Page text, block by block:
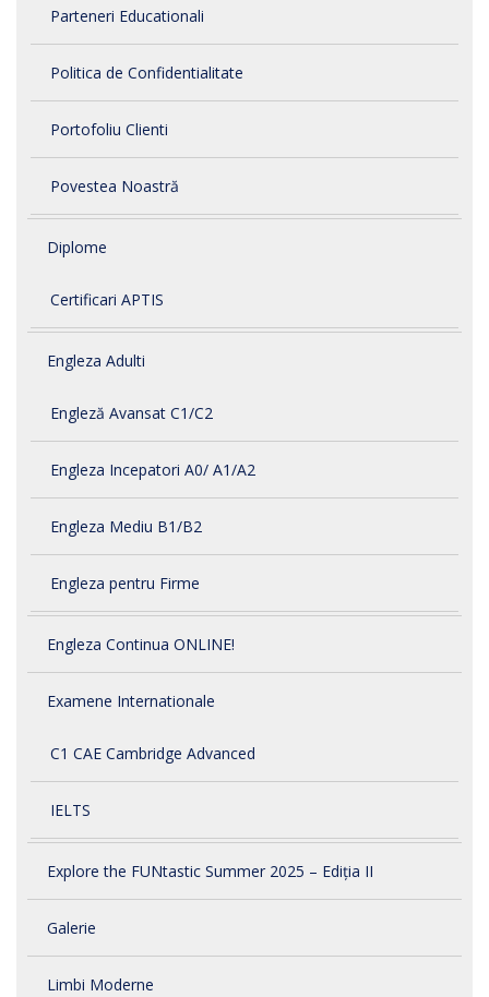
Parteneri Educationali
Politica de Confidentialitate
Portofoliu Clienti
Povestea Noastră
Diplome
Certificari APTIS
Engleza Adulti
Engleză Avansat C1/C2
Engleza Incepatori A0/ A1/A2
Engleza Mediu B1/B2
Engleza pentru Firme
Engleza Continua ONLINE!
Examene Internationale
C1 CAE Cambridge Advanced
IELTS
Explore the FUNtastic Summer 2025 – Ediția II
Galerie
Limbi Moderne